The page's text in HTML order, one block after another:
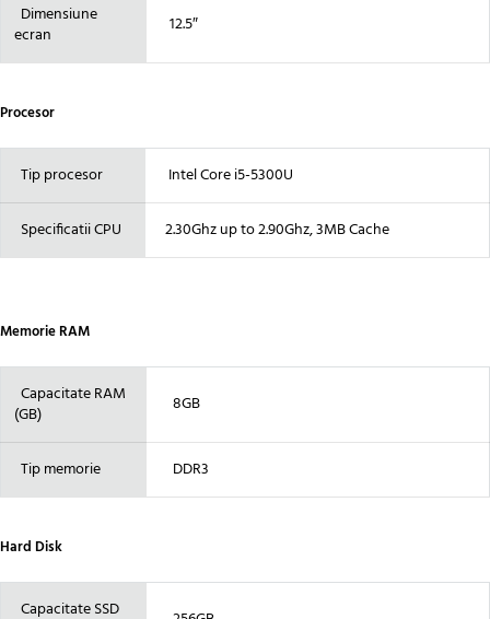
Dimensiune
ecran
12.5″
Procesor
Tip procesor Intel Core i5-5300U
Specificatii CPU 2.30Ghz up to 2.90Ghz, 3MB Cache
Memorie RAM
Capacitate RAM
(GB)
8GB
Tip memorie DDR3
Hard Disk
Capacitate SSD